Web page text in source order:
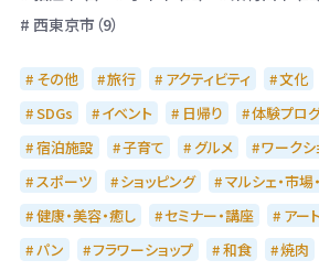
西東京市（9）
その他 旅行 アクティビティ 文化
SDGs
イベント 日帰り 体験プロ
宿泊施設
子育て グルメ ワークシ
スポーツ
ショッピング マルシェ・市場
健康・美容・癒し
セミナー・講座 アート
パン
フラワーショップ 和食 焼肉